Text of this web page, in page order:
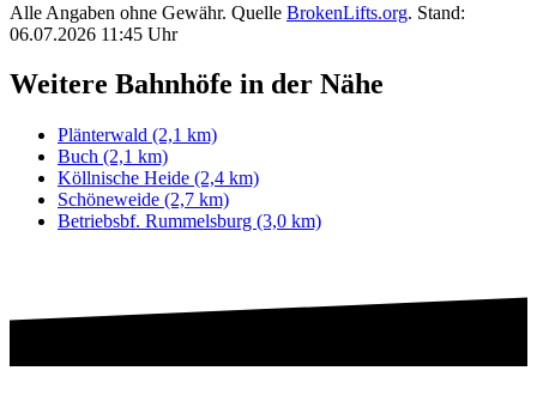
Alle Angaben ohne Gewähr. Quelle BrokenLifts.org. Stand:
06.07.2026 11:45 Uhr
Weitere Bahnhöfe in der Nähe
Plänterwald (2,1 km)
Buch (2,1 km)
Köllnische Heide (2,4 km)
Schöneweide (2,7 km)
Betriebsbf. Rummelsburg (3,0 km)